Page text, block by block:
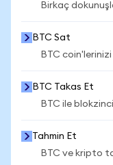
Birkaç
BTC Sat
BTC
BTC Takas Et
BTC ile
Tahmin Et
BTC ve kripto